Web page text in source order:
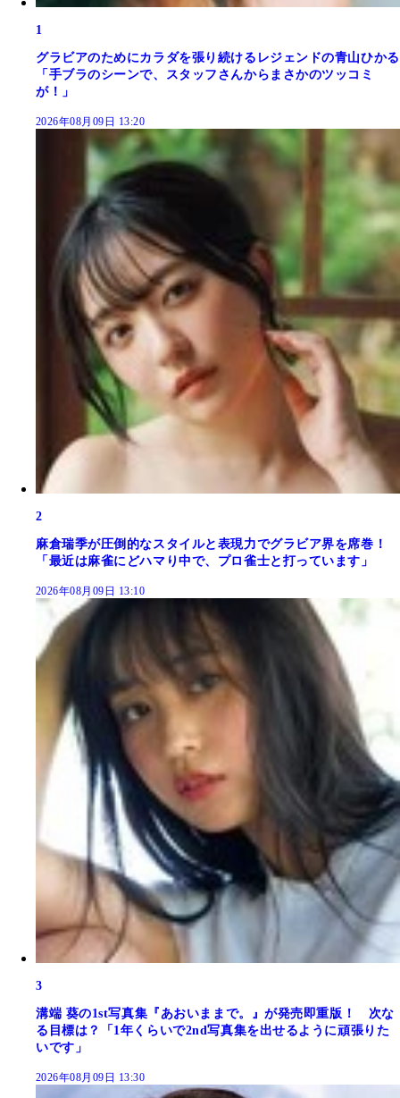
1
グラビアのためにカラダを張り続けるレジェンドの青山ひかる
「手ブラのシーンで、スタッフさんからまさかのツッコミ
が！」
2026年08月09日 13:20
2
麻倉瑞季が圧倒的なスタイルと表現力でグラビア界を席巻！
「最近は麻雀にどハマり中で、プロ雀士と打っています」
2026年08月09日 13:10
3
溝端 葵の1st写真集『あおいままで。』が発売即重版！ 次な
る目標は？「1年くらいで2nd写真集を出せるように頑張りた
いです」
2026年08月09日 13:30